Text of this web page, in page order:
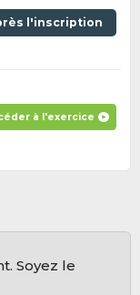
l'inscription
à l'exercice
Soyez le